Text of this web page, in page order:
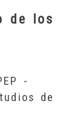
de los
-
de